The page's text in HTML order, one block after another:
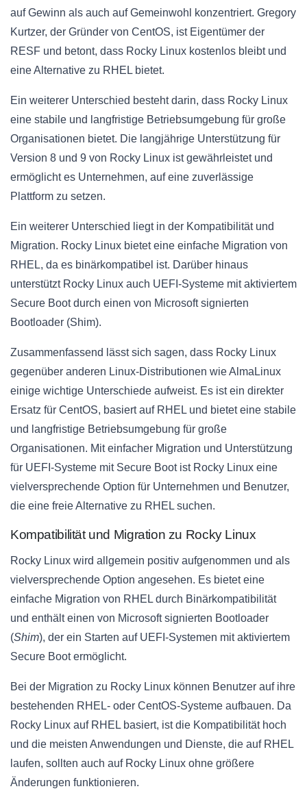
auf Gewinn als auch auf Gemeinwohl konzentriert. Gregory
Kurtzer, der Gründer von CentOS, ist Eigentümer der
RESF und betont, dass Rocky Linux kostenlos bleibt und
eine Alternative zu RHEL bietet.
Ein weiterer Unterschied besteht darin, dass Rocky Linux
eine stabile und langfristige Betriebsumgebung für große
Organisationen bietet. Die langjährige Unterstützung für
Version 8 und 9 von Rocky Linux ist gewährleistet und
ermöglicht es Unternehmen, auf eine zuverlässige
Plattform zu setzen.
Ein weiterer Unterschied liegt in der Kompatibilität und
Migration. Rocky Linux bietet eine einfache Migration von
RHEL, da es binärkompatibel ist. Darüber hinaus
unterstützt Rocky Linux auch UEFI-Systeme mit aktiviertem
Secure Boot durch einen von Microsoft signierten
Bootloader (Shim).
Zusammenfassend lässt sich sagen, dass Rocky Linux
gegenüber anderen Linux-Distributionen wie AlmaLinux
einige wichtige Unterschiede aufweist. Es ist ein direkter
Ersatz für CentOS, basiert auf RHEL und bietet eine stabile
und langfristige Betriebsumgebung für große
Organisationen. Mit einfacher Migration und Unterstützung
für UEFI-Systeme mit Secure Boot ist Rocky Linux eine
vielversprechende Option für Unternehmen und Benutzer,
die eine freie Alternative zu RHEL suchen.
Kompatibilität und Migration zu Rocky Linux
Rocky Linux wird allgemein positiv aufgenommen und als
vielversprechende Option angesehen. Es bietet eine
einfache Migration von RHEL durch Binärkompatibilität
und enthält einen von Microsoft signierten Bootloader
(Shim), der ein Starten auf UEFI-Systemen mit aktiviertem
Secure Boot ermöglicht.
Bei der Migration zu Rocky Linux können Benutzer auf ihre
bestehenden RHEL- oder CentOS-Systeme aufbauen. Da
Rocky Linux auf RHEL basiert, ist die Kompatibilität hoch
und die meisten Anwendungen und Dienste, die auf RHEL
laufen, sollten auch auf Rocky Linux ohne größere
Änderungen funktionieren.